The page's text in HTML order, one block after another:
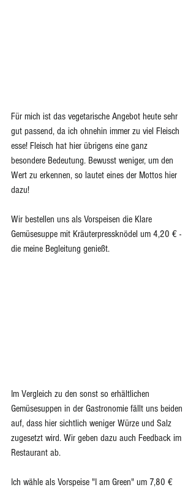
Für mich ist das vegetarische Angebot heute sehr
gut passend, da ich ohnehin immer zu viel Fleisch
esse! Fleisch hat hier übrigens eine ganz
besondere Bedeutung. Bewusst weniger, um den
Wert zu erkennen, so lautet eines der Mottos hier
dazu!
Wir bestellen uns als Vorspeisen die Klare
Gemüsesuppe mit Kräuterpressknödel um 4,20 € -
die meine Begleitung genießt.
Im Vergleich zu den sonst so erhältlichen
Gemüsesuppen in der Gastronomie fällt uns beiden
auf, dass hier sichtlich weniger Würze und Salz
zugesetzt wird. Wir geben dazu auch Feedback im
Restaurant ab.
Ich wähle als Vorspeise "I am Green" um 7,80 €